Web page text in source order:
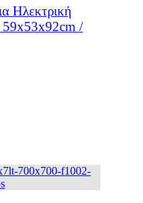
Ηλεκτρική
/